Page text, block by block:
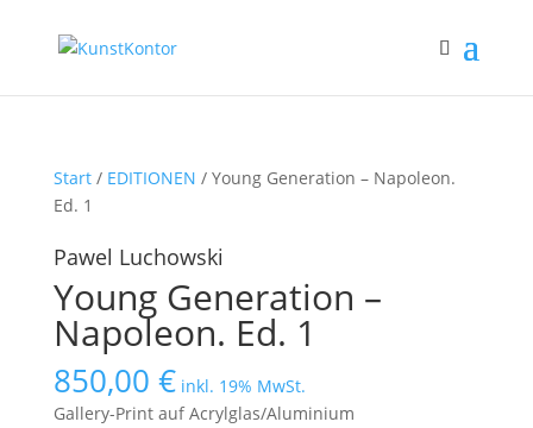
Start/ EDITIONEN / Young Generation – Napoleon.
Ed. 1
Pawel Luchowski
Young Generation –
Napoleon. Ed. 1
850,00 € inkl. 19% MwSt.
Gallery-Print auf Acrylglas/Aluminium